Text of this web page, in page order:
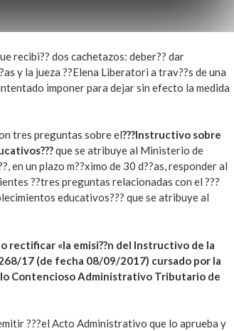
recibi?? dos cachetazos: deber?? dar
y la jueza ??Elena Liberatori a trav??s de una
imponer para dejar sin efecto la medida
tres preguntas sobre el???Instructivo sobre
que se atribuye al Ministerio de
en un plazo m??ximo de 30 d??as, responder al
??tres preguntas relacionadas con el ???
educativos??? que se atribuye al
rectificar «la emisi??n del Instructivo de la
17 (de fecha 08/09/2017) cursado por la
lo Contencioso Administrativo Tributario de
???el Acto Administrativo que lo aprueba y